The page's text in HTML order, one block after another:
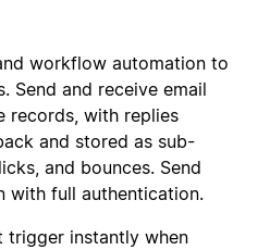
workflow automation to
Send and receive email
records, with replies
and stored as sub-
and bounces. Send
with full authentication.
trigger instantly when